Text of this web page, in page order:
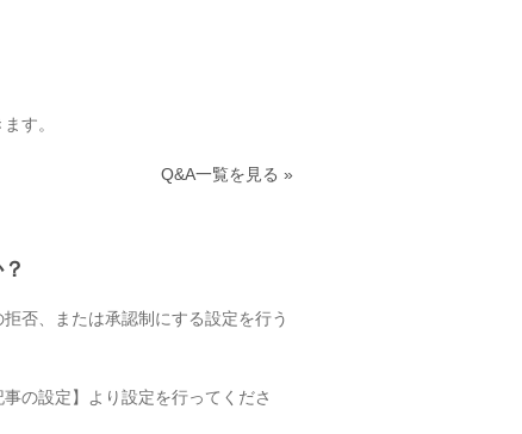
す。
Q&A一覧を見る »
拒否、または承認制にする設定を行う
の設定】より設定を行ってくださ